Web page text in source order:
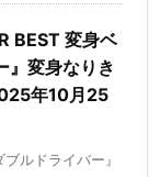
BEST 変身ベ
』変身なりき
年10月25
ルドライバー』